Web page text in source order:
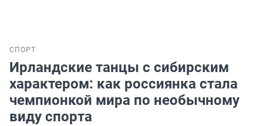
СПОРТ
Ирландские танцы с сибирским
характером: как россиянка стала
чемпионкой мира по необычному
виду спорта